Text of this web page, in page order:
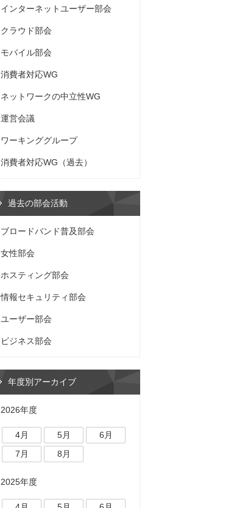
インターネットユーザー部会
クラウド部会
モバイル部会
消費者対応WG
ネットワークの中立性WG
運営会議
ワーキンググループ
消費者対応WG（過去）
過去の部会活動
ブロードバンド普及部会
女性部会
ホスティング部会
情報セキュリティ部会
ユーザー部会
ビジネス部会
年度別アーカイブ
2026年度
4月 5月
6月
7月
8月
2025年度